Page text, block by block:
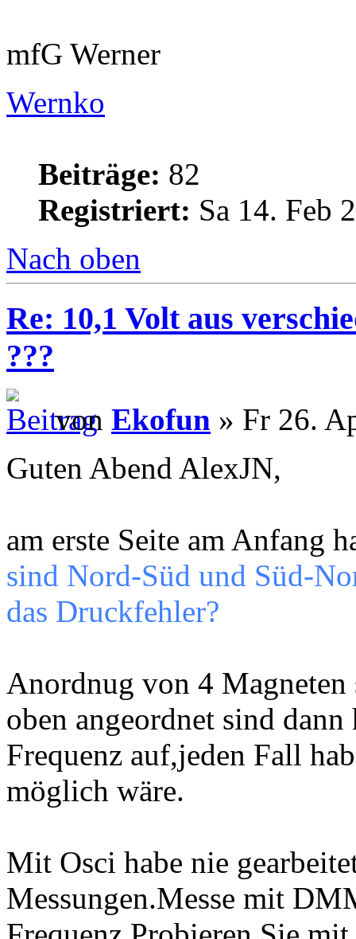
mfG Werner
Wernko
Beiträge: 82
Registriert: Sa 14. Feb
Nach oben
Re: 10,1 Volt aus
???
von Ekofun » Fr 26.
Guten Abend AlexJN,
am erste Seite am Anfang
sind Nord-Süd und Süd-
das Druckfehler?
Anordnug von 4
oben angeordnet sind
Frequenz auf,jeden Fall
möglich wäre.
Mit Osci habe nie
Messungen.Messe mit